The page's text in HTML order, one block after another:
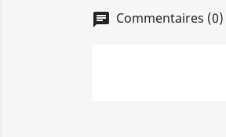
chat Commentaires (0)